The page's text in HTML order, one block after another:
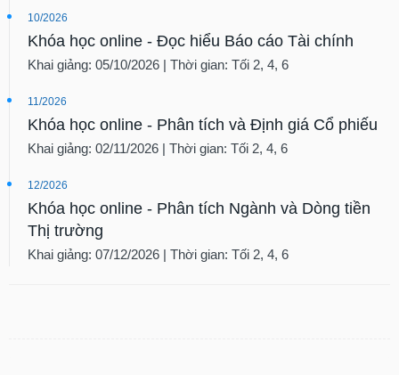
10/2026
Khóa học online - Đọc hiểu Báo cáo Tài chính
Khai giảng: 05/10/2026 | Thời gian: Tối 2, 4, 6
11/2026
Khóa học online - Phân tích và Định giá Cổ phiếu
Khai giảng: 02/11/2026 | Thời gian: Tối 2, 4, 6
12/2026
Khóa học online - Phân tích Ngành và Dòng tiền
Thị trường
Khai giảng: 07/12/2026 | Thời gian: Tối 2, 4, 6